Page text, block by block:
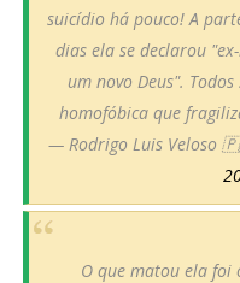
suicídio há pouco! A
dias ela se declarou
um novo Deus".
homofóbica que
— Rodrigo Luis Veloso
O que matou ela foi